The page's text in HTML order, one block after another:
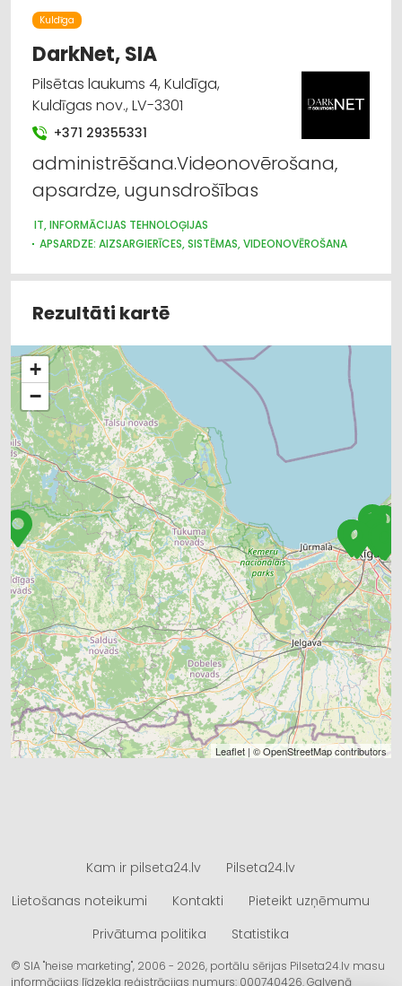
Kuldīga
DarkNet, SIA
Pilsētas laukums 4, Kuldīga,
Kuldīgas nov., LV-3301
+371 29355331
administrēšana.Videonovērošana,
apsardze, ugunsdrošības
IT, INFORMĀCIJAS TEHNOLOĢIJAS
APSARDZE: AIZSARGIERĪCES, SISTĒMAS, VIDEONOVĒROŠANA
ELEKTROMONTĀŽA, ELEKTROINSTALĀCIJA
TIRDZNIECĪBA
VĀJSTRĀVAS TĪKLI
BIROJA TEHNIKA UN IEKĀRTAS
Rezultāti kartē
+
−
Leaflet | ©OpenStreetMapcontributors
Kam ir pilseta24.lv
Pilseta24.lv
Lietošanas noteikumi
Kontakti
Pieteikt uzņēmumu
Privātuma politika
Statistika
© SIA "heise marketing", 2006 - 2026, portālu sērijas Pilseta24.lv masu
informācijas līdzekļa reģistrācijas numurs: 000740426. Galvenā